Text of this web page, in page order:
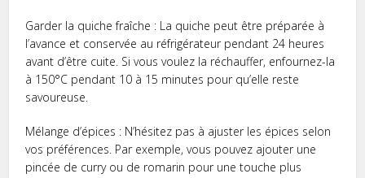
Garder la quiche fraîche : La quiche peut être préparée à
l’avance et conservée au réfrigérateur pendant 24 heures
avant d’être cuite. Si vous voulez la réchauffer, enfournez-la
à 150°C pendant 10 à 15 minutes pour qu’elle reste
savoureuse.
Mélange d’épices : N’hésitez pas à ajuster les épices selon
vos préférences. Par exemple, vous pouvez ajouter une
pincée de curry ou de romarin pour une touche plus